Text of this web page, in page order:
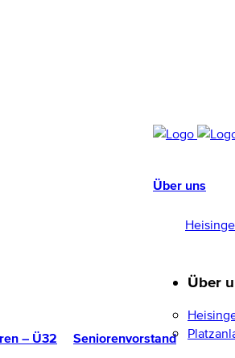
Über uns
– Ü32 Seniorenvorstand
Über